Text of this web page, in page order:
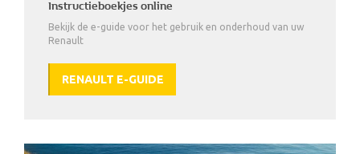
Instructieboekjes online
Bekijk de e-guide voor het gebruik en onderhoud van uw
Renault
RENAULT E-GUIDE